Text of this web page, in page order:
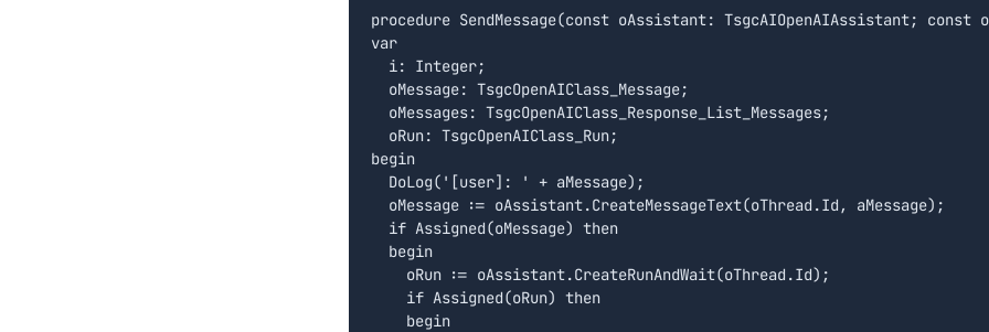
procedure SendMessage(const oAssistant: TsgcAIOpenAIAssistant; const
var
  i: Integer;
  oMessage: TsgcOpenAIClass_Message;
  oMessages: TsgcOpenAIClass_Response_List_Messages;
  oRun: TsgcOpenAIClass_Run;
begin
  DoLog('[user]: ' + aMessage);
  oMessage := oAssistant.CreateMessageText(oThread.Id, aMessage);
  if Assigned(oMessage) then
  begin
    oRun := oAssistant.CreateRunAndWait(oThread.Id);
    if Assigned(oRun) then
    begin